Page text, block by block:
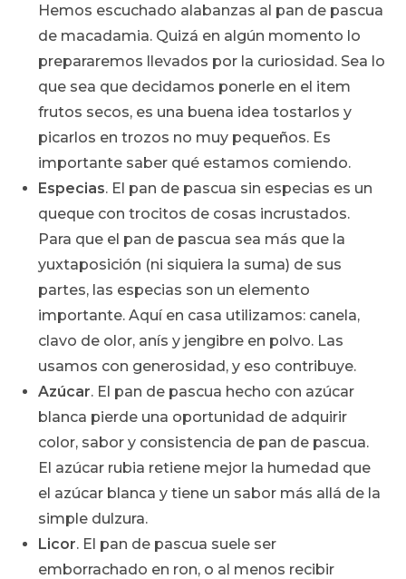
Hemos escuchado alabanzas al pan de pascua
de macadamia. Quizá en algún momento lo
prepararemos llevados por la curiosidad. Sea lo
que sea que decidamos ponerle en el item
frutos secos, es una buena idea tostarlos y
picarlos en trozos no muy pequeños. Es
importante saber qué estamos comiendo.
Especias. El pan de pascua sin especias es un
queque con trocitos de cosas incrustados.
Para que el pan de pascua sea más que la
yuxtaposición (ni siquiera la suma) de sus
partes, las especias son un elemento
importante. Aquí en casa utilizamos: canela,
clavo de olor, anís y jengibre en polvo. Las
usamos con generosidad, y eso contribuye.
Azúcar. El pan de pascua hecho con azúcar
blanca pierde una oportunidad de adquirir
color, sabor y consistencia de pan de pascua.
El azúcar rubia retiene mejor la humedad que
el azúcar blanca y tiene un sabor más allá de la
simple dulzura.
Licor. El pan de pascua suele ser
emborrachado en ron, o al menos recibir